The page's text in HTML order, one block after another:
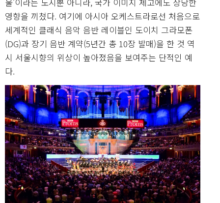
영향을 끼쳤다. 여기에 아시아 오케스트라로선 처음으로
세계적인 클래식 음악 음반 레이블인 도이치 그라모폰
(DG)과 장기 음반 계약(5년간 총 10장 발매)을 한 것 역
시 서울시향의 위상이 높아졌음을 보여주는 단적인 예
다.